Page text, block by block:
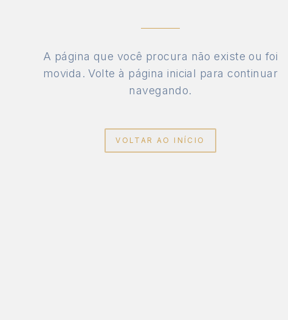
A página que você procura não existe ou foi
movida. Volte à página inicial para continuar
navegando.
VOLTAR AO INÍCIO